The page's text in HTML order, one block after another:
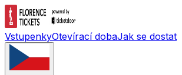
VstupenkyOtevírací dobaJak se dostat